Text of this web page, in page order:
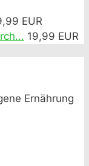
EUR
19,99 EUR
Ernährung